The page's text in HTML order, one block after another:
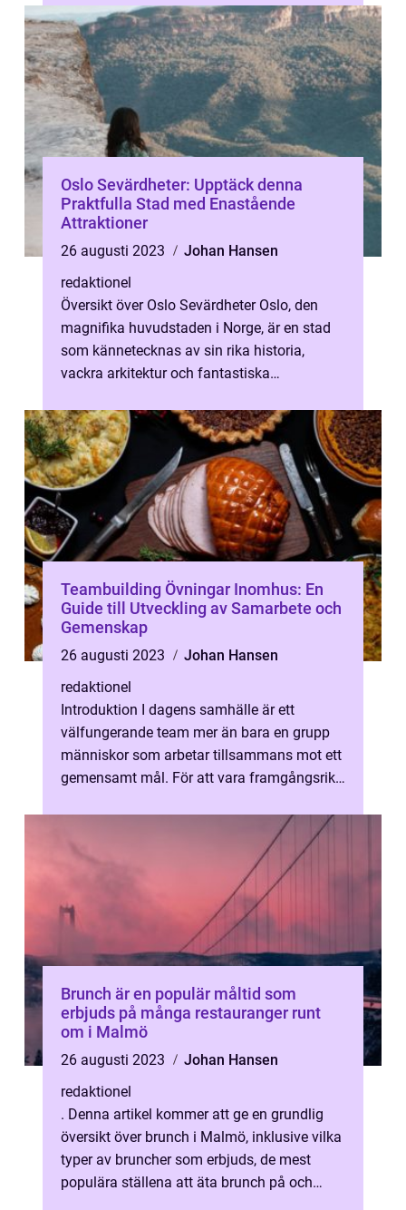
Oslo Sevärdheter: Upptäck denna
Praktfulla Stad med Enastående
Attraktioner
26 augusti 2023
Johan Hansen
redaktionel
Översikt över Oslo Sevärdheter Oslo, den
magnifika huvudstaden i Norge, är en stad
som kännetecknas av sin rika historia,
vackra arkitektur och fantastiska
ot...
Teambuilding Övningar Inomhus: En
Guide till Utveckling av Samarbete och
Gemenskap
26 augusti 2023
Johan Hansen
redaktionel
Introduktion I dagens samhälle är ett
välfungerande team mer än bara en grupp
människor som arbetar tillsammans mot ett
gemensamt mål. För att vara framgångsrika
Brunch är en populär måltid som
erbjuds på många restauranger runt
om i Malmö
26 augusti 2023
Johan Hansen
redaktionel
. Denna artikel kommer att ge en grundlig
översikt över brunch i Malmö, inklusive vilka
typer av bruncher som erbjuds, de mest
populära ställena att äta brunch på och